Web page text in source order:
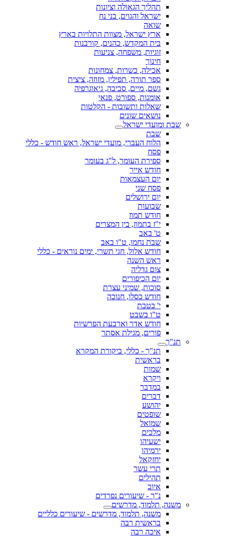
תהליך הגאולה וציונות
ישראל והגוים, בני נח
שואה
ארץ ישראל, מצוות התלויות בארץ
בית המקדש, כהנים, קורבנות
זוגיות, משפחה, צניעות
חינוך
אכילה, כשרות, צמחונות
ספר תורה, תפילין, מזוזה, ציצית
גשם, מיים, סביבה, גיאוגרפיה
אומנות, ספורט, פנאי
שאלות ותשובות - הקלטות
נושאים שונים
שבת ומועדי ישראל
שבת
הלוח העברי, מועדי ישראל, ראש חודש - כללי
פסח
ספירת העומר, ל"ג בעומר
חודש אייר
יום העצמאות
פסח שני
יום ירושלים
שבועות
חודש תמוז
י"ז בתמוז, בין המצרים
ט' באב
שבת נחמו, ט"ו באב
חודש אלול, חגי תשרי, ימים נוראים - כללי
ראש השנה
צום גדליה
יום הכיפורים
סוכות, שמיני עצרת
חודש כסלו, חנוכה
י' בטבת
ט"ו בשבט
חודש אדר וארבעת הפרשיות
פורים, מגילת אסתר
תנ"ך
תנ"ך - כללי, ביקורת המקרא
בראשית
שמות
ויקרא
במדבר
דברים
יהושע
שופטים
שמואל
מלכים
ישעיהו
ירמיהו
יחזקאל
תרי עשר
תהילים
איוב
נ"ך - שיעורים נפרדים
משנה, תלמוד, מדרשים
משנה, תלמוד, מדרשים - שיעורים כלליים
בראשית רבה
איכה רבה